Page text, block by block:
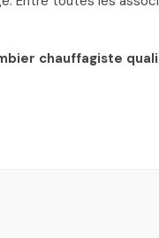
chauffagiste